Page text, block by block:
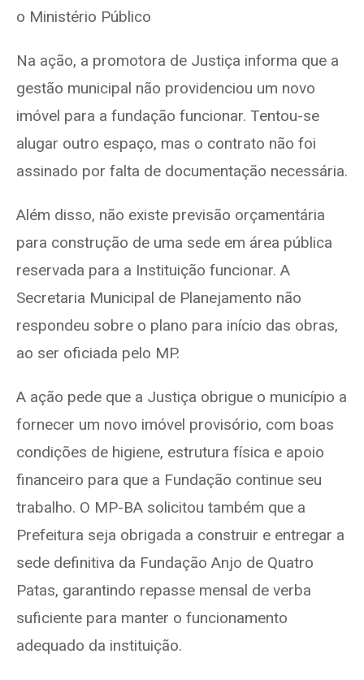
o Ministério Público
Na ação, a promotora de Justiça informa que a
gestão municipal não providenciou um novo
imóvel para a fundação funcionar. Tentou-se
alugar outro espaço, mas o contrato não foi
assinado por falta de documentação necessária.
Além disso, não existe previsão orçamentária
para construção de uma sede em área pública
reservada para a Instituição funcionar. A
Secretaria Municipal de Planejamento não
respondeu sobre o plano para início das obras,
ao ser oficiada pelo MP.
A ação pede que a Justiça obrigue o município a
fornecer um novo imóvel provisório, com boas
condições de higiene, estrutura física e apoio
financeiro para que a Fundação continue seu
trabalho. O MP-BA solicitou também que a
Prefeitura seja obrigada a construir e entregar a
sede definitiva da Fundação Anjo de Quatro
Patas, garantindo repasse mensal de verba
suficiente para manter o funcionamento
adequado da instituição.